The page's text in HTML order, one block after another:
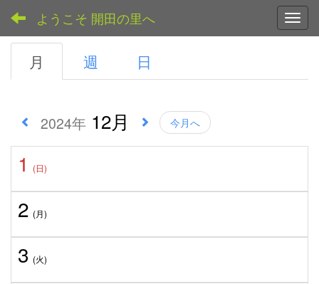
ようこそ 開田の里へ
月 週 日
2024年 12月 今月へ
1 (日)
2 (月)
3 (火)